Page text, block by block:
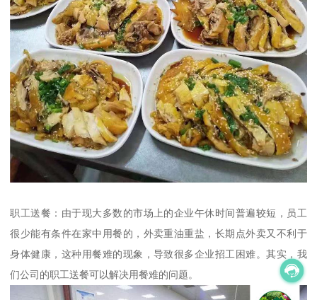
职工送餐：由于现大多数的市场上的企业午休时间普遍较短，员工
很少能有条件在家中用餐的，外卖重油重盐，长期点外卖又不利于
身体健康，这种用餐难的现象，导致很多企业招工困难。其实，我
们公司的职工送餐可以解决用餐难的问题。